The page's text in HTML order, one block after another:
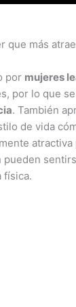
que más
por mujeres
por lo que
. También
de vida
física.